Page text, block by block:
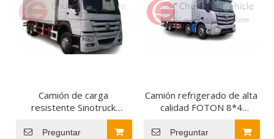
Camión de carga
resistente Sinotruck
HOWO 6x4 25 toneladas
con refrigerador Van Truck
Preguntar
Camión refrigerado de alta
calidad FOTON 8*4
30TONS para transporte
de alimentos
Preguntar